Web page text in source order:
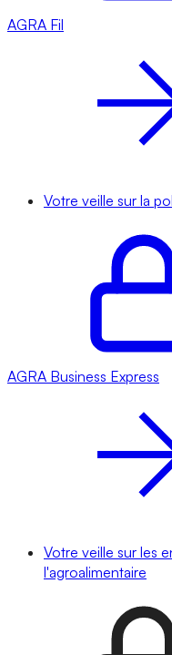
AGRA Fil
Votre veille sur la
AGRA Business Express
Votre veille sur les
l'agroalimentaire